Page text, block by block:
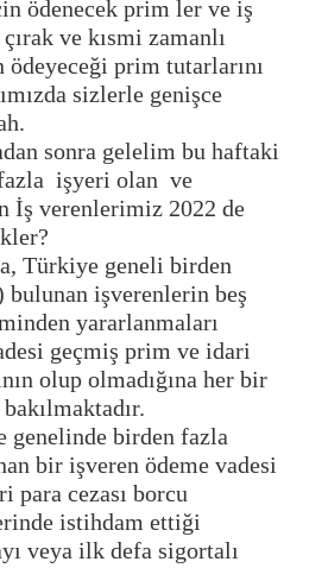
ödenecek prim ler ve iş
ve kısmi zamanlı
ödeyeceği prim tutarlarını
sizlerle genişce
sonra gelelim bu haftaki
işyeri olan ve
İş verenlerimiz 2022 de
Türkiye geneli birden
işverenlerin beş
yararlanmaları
geçmiş prim ve idari
olup olmadığına her bir
genelinde birden fazla
bir işveren ödeme vadesi
para cezası borcu
istihdam ettiği
veya ilk defa sigortalı